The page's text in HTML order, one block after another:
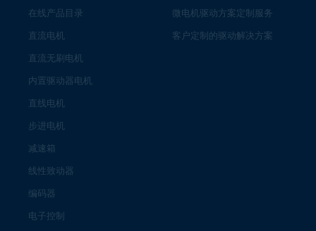
在线产品目录
直流电机
直流无刷电机
内置驱动器电机
直线电机
步进电机
减速箱
线性致动器
编码器
电子控制
微电机驱动方案定制服务
客户定制的驱动解决方案